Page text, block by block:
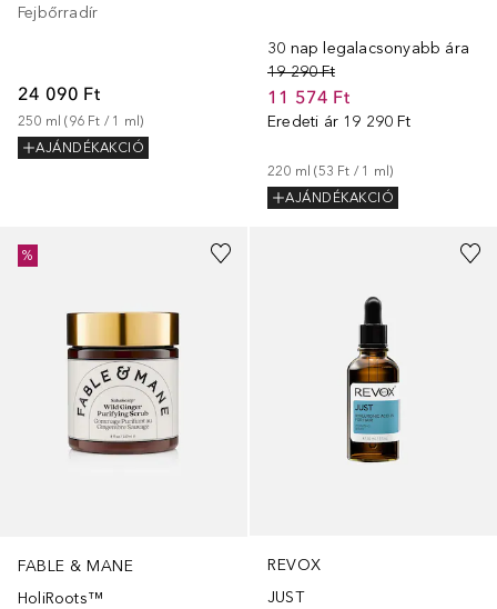
Fejbőrradír
24 090 Ft
250 ml (96 Ft / 1 ml)
AJÁNDÉKAKCIÓ
30 nap legalacsonyabb ára
19 290 Ft
11 574 Ft
Eredeti ár 19 290 Ft
220 ml (53 Ft / 1 ml)
AJÁNDÉKAKCIÓ
FABLE & MANE
HoliRoots™
%
REVOX
JUST